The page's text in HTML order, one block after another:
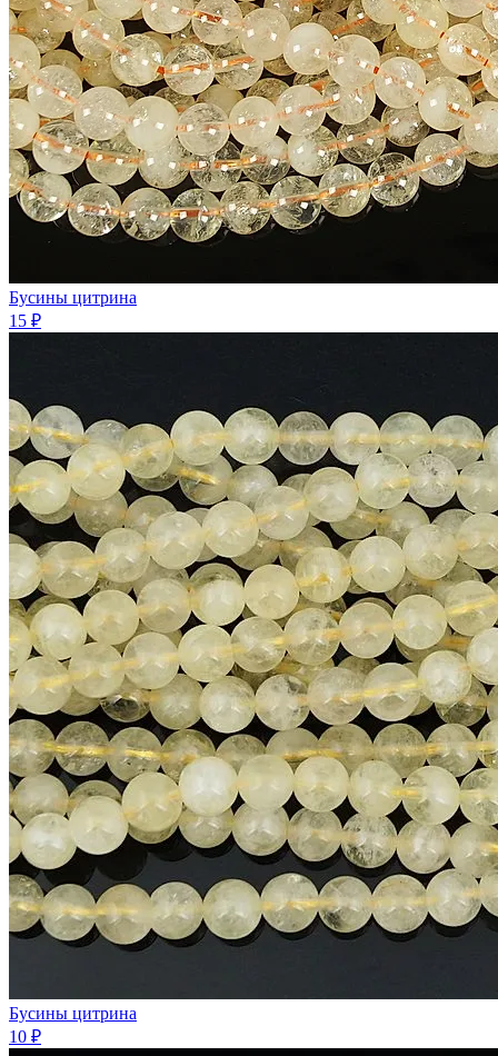
Бусины цитрина
15 ₽
Бусины цитрина
10 ₽